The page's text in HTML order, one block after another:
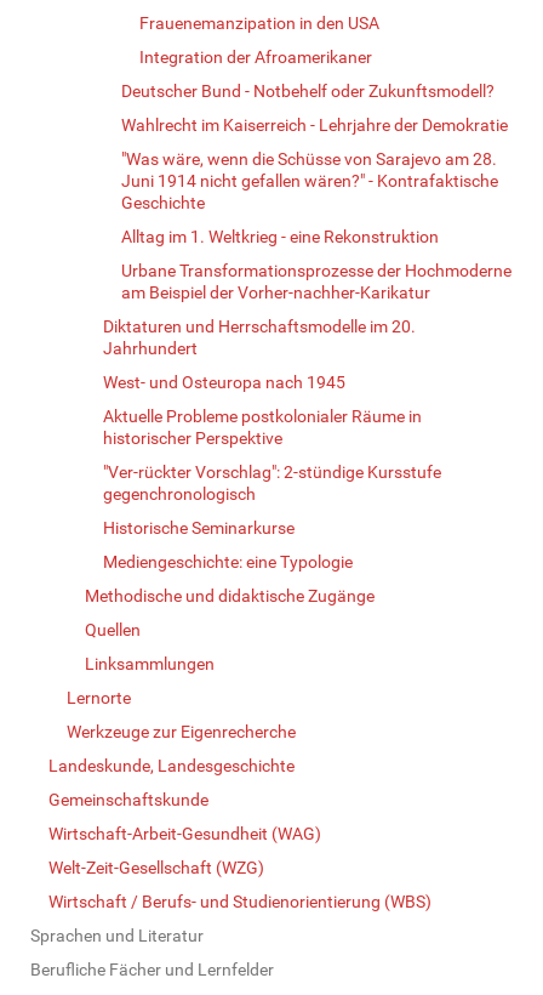
Frauenemanzipation in den USA
Integration der Afroamerikaner
Deutscher Bund - Notbehelf oder Zukunftsmodell?
Wahlrecht im Kaiserreich - Lehrjahre der Demokratie
"Was wäre, wenn die Schüsse von Sarajevo am 28.
Juni 1914 nicht gefallen wären?" - Kontrafaktische
Geschichte
Alltag im 1. Weltkrieg - eine Rekonstruktion
Urbane Transformationsprozesse der Hochmoderne
am Beispiel der Vorher-nachher-Karikatur
Diktaturen und Herrschaftsmodelle im 20.
Jahrhundert
West- und Osteuropa nach 1945
Aktuelle Probleme postkolonialer Räume in
historischer Perspektive
"Ver-rückter Vorschlag": 2-stündige Kursstufe
gegenchronologisch
Historische Seminarkurse
Mediengeschichte: eine Typologie
Methodische und didaktische Zugänge
Quellen
Linksammlungen
Lernorte
Werkzeuge zur Eigenrecherche
Landeskunde, Landesgeschichte
Gemeinschaftskunde
Wirtschaft-Arbeit-Gesundheit (WAG)
Welt-Zeit-Gesellschaft (WZG)
Wirtschaft / Berufs- und Studienorientierung (WBS)
Sprachen und Literatur
Berufliche Fächer und Lernfelder